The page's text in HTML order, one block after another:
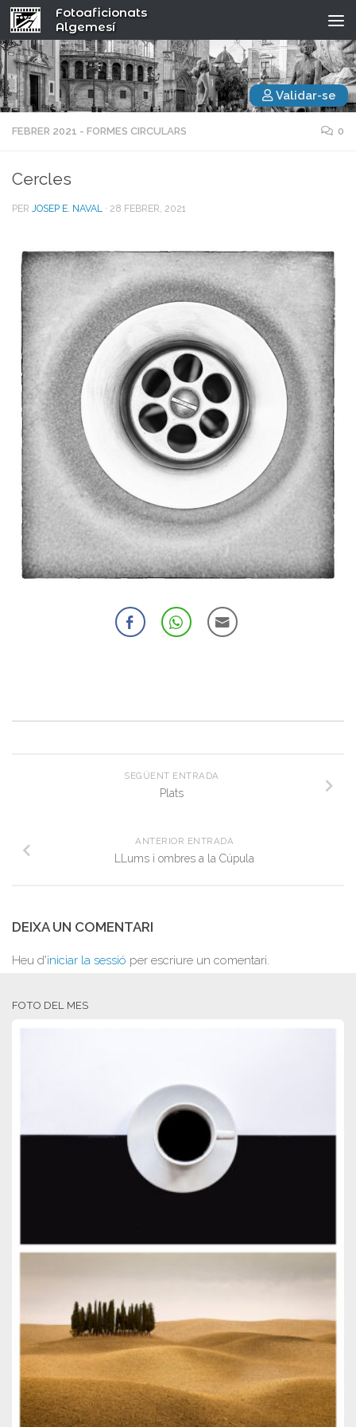
Fotoaficionats
Algemesí
Validar-se
FEBRER 2021 - FORMES CIRCULARS 0
Cercles
PER JOSEP E. NAVAL · 28 FEBRER, 2021
SEGÜENT ENTRADA
Plats
ANTERIOR ENTRADA
LLums i ombres a la Cúpula
DEIXA UN COMENTARI
Heu d'iniciar la sessió per escriure un comentari.
FOTO DEL MES